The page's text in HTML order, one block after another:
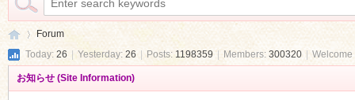
Forum
Today: 26 Yesterday: 26 Posts: 1198359 Members: 300320
お知らせ (Site Information)